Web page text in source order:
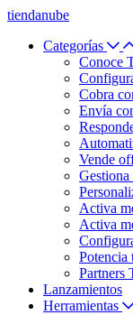
tiendanube
Categorías
Conoce
Cobra
Envía
Vende
Gestiona
Activa
Activa
Potencia
Partners
Lanzamientos
Herramientas